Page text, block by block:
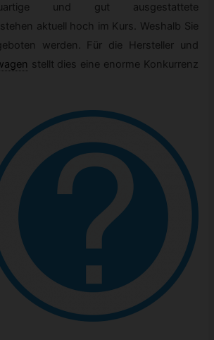
und gut ausgestattete
stehen aktuell hoch im Kurs. Weshalb Sie
werden. Für die Hersteller und
stellt dies eine enorme Konkurrenz